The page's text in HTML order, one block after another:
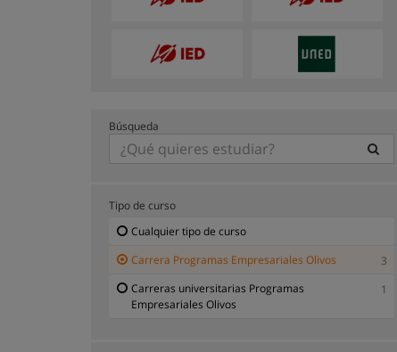
Búsqueda
Tipo de curso
Cualquier tipo de curso
Carrera Programas Empresariales Olivos
3
Carreras universitarias Programas
Empresariales Olivos
1